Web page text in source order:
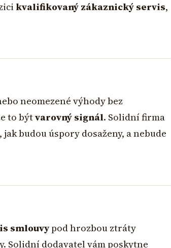
kvalifikovaný zákaznický servis,
neomezené výhody bez
to býtvarovný signál. Solidní firma
budou úspory dosaženy, a nebude
smlouvypod hrozbou ztráty
y. Solidní dodavatel vám poskytne